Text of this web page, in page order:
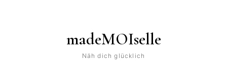
madeMOIselle
Näh dich glücklich